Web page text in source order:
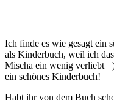
Ich finde es wie gesagt ein
als Kinderbuch, weil ich
Mischa ein wenig verliebt
ein schönes Kinderbuch!
Habt ihr von dem Buch